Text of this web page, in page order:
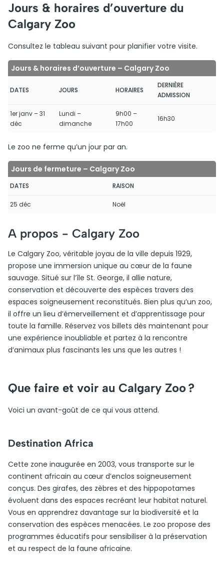
Jours & horaires d’ouverture du
Calgary Zoo
Consultez le tableau suivant pour planifier votre visite.
Jours & horaires d’ouverture – Calgary Zoo
DATES JOURS HORAIRES
DERNIÈRE
ADMISSION
1er janv – 31
déc
Lundi –
dimanche
9h00 –
17h00
16h30
Le zoo ne ferme qu’un jour par an.
Jours de fermeture – Calgary Zoo
DATES RAISON
25 déc Noël
A propos - Calgary Zoo
Le Calgary Zoo, véritable joyau de la ville depuis 1929,
propose une immersion unique au cœur de la faune
sauvage. Situé sur l’île St. George, il allie nature,
conservation et découverte des espèces travers des
espaces soigneusement reconstitués. Bien plus qu’un zoo,
il offre un lieu d’émerveillement et d’apprentissage pour
toute la famille. Réservez vos billets dès maintenant pour
une expérience inoubliable et partez à la rencontre
d’animaux plus fascinants les uns que les autres !
Que faire et voir au Calgary Zoo ?
Voici un avant-goût de ce qui vous attend.
Destination Africa
Cette zone inaugurée en 2003, vous transporte sur le
continent africain au cœur d’enclos soigneusement
conçus. Des girafes, des zèbres et des hippopotames
évoluent dans des espaces recréant leur habitat naturel.
Vous en apprendrez davantage sur la biodiversité et la
conservation des espèces menacées. Le zoo propose des
programmes éducatifs pour sensibiliser à la préservation
et au respect de la faune africaine.